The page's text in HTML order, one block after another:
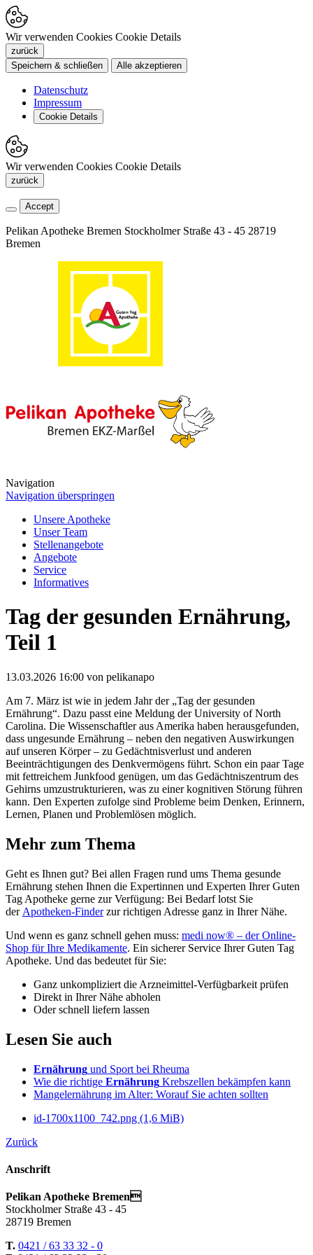
Wir verwenden Cookies Cookie Details
zurück
Speichern & schließen
Alle akzeptieren
Datenschutz
Impressum
Cookie Details
Wir verwenden Cookies Cookie Details
zurück
Accept
Pelikan Apotheke Bremen Stockholmer Straße 43 - 45 28719
Bremen
Navigation
Navigation überspringen
Unsere Apotheke
Unser Team
Stellenangebote
Angebote
Service
Informatives
Tag der gesunden Ernährung,
Teil 1
13.03.2026 16:00 von pelikanapo
Am 7. März ist wie in jedem Jahr der „Tag der gesunden
Ernährung“. Dazu passt eine Meldung der University of North
Carolina. Die Wissenschaftler aus Amerika haben herausgefunden,
dass ungesunde Ernährung – neben den negativen Auswirkungen
auf unseren Körper – zu Gedächtnisverlust und anderen
Beeinträchtigungen des Denkvermögens führt. Schon ein paar Tage
mit fettreichem Junkfood genügen, um das Gedächtniszentrum des
Gehirns umzustrukturieren, was zu einer kognitiven Störung führen
kann. Den Experten zufolge sind Probleme beim Denken, Erinnern,
Lernen, Planen und Problemlösen möglich.
Mehr zum Thema
Geht es Ihnen gut? Bei allen Fragen rund ums Thema gesunde
Ernährung stehen Ihnen die Expertinnen und Experten Ihrer Guten
Tag Apotheke gerne zur Verfügung: Bei Bedarf lotst Sie
der Apotheken-Finderzur richtigen Adresse ganz in Ihrer Nähe.
Und wenn es ganz schnell gehen muss: medi now® – der Online-
Shop für Ihre Medikamente. Ein sicherer Service Ihrer Guten Tag
Apotheke. Und das bedeutet für Sie:
Ganz unkompliziert die Arzneimittel-Verfügbarkeit prüfen
Direkt in Ihrer Nähe abholen
Oder schnell liefern lassen
Lesen Sie auch
Ernährung und Sport bei Rheuma
Wie die richtige Ernährung Krebszellen bekämpfen kann
Mangelernährung im Alter: Worauf Sie achten sollten
id-1700x1100_742.png (1,6 MiB)
Zurück
Anschrift
Pelikan Apotheke Bremen
Stockholmer Straße 43 - 45
28719 Bremen
T. 0421 / 63 33 32 - 0